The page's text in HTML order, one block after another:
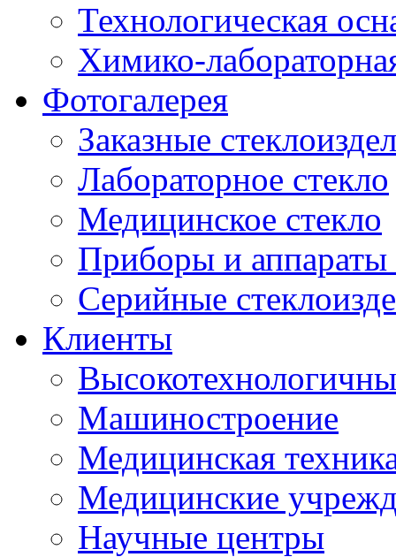
Технологическая
Химико-
Фотогалерея
Заказные
Лабораторное стекло
Медицинское стекло
Приборы и аппараты
Серийные
Клиенты
Машиностроение
Медицинская
Медицинские
Научные центры